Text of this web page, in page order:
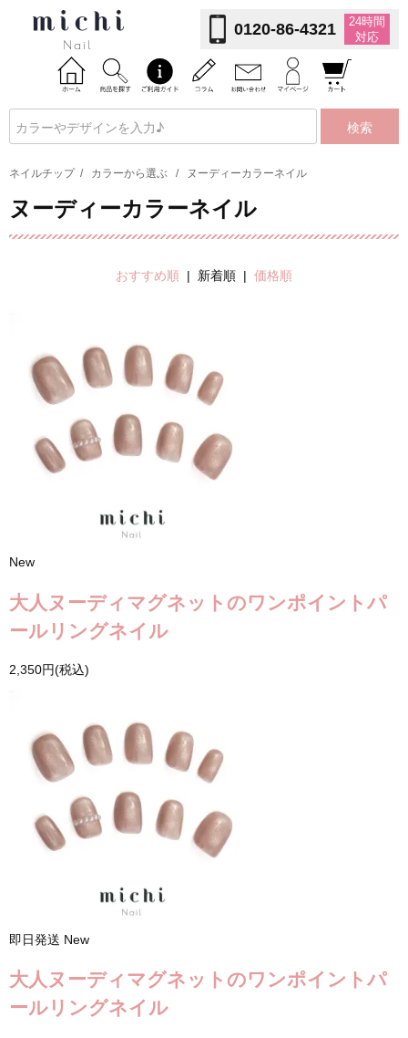
0120-86-4321
24時間
対応
検索
ネイルチップ / カラーから選ぶ / ヌーディーカラーネイル
ヌーディーカラーネイル
おすすめ順 | 新着順 | 価格順
New
大人ヌーディマグネットのワンポイントパ
ールリングネイル
2,350円(税込)
即日発送 New
大人ヌーディマグネットのワンポイントパ
ールリングネイル